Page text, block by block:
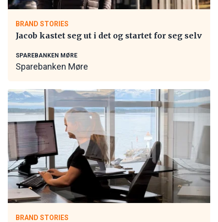
BRAND STORIES
Jacob kastet seg ut i det og startet for seg selv
SPAREBANKEN MØRE
Sparebanken Møre
BRAND STORIES